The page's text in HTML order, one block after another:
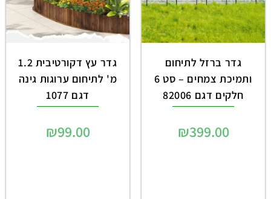
גדר ברזל לתיחום
ותמיכת צמחים – סט 6
חלקים דגם 82006
₪399.00
גדר עץ דקורטיבית 1.2
מ' לתיחום ערוגות גינה
דגם 1077
₪99.00